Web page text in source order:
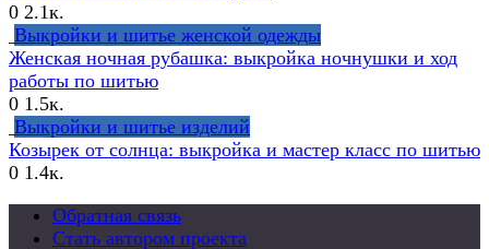
0 2.1к.
Выкройки и шитье женской одежды
Женская ночная рубашка: выкройка ночнушки и ход
работы по шитью
0 1.5к.
Выкройки и шитье изделий
Козырек от солнца: выкройка и мастер класс по шитью
0 1.4к.
Обратная связь
Стать автором проекта